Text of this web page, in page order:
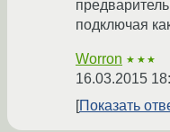
подключая
Worron ★★★
16.03.2015
Показать